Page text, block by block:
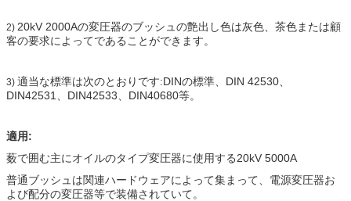
2) 20kV 2000Aの変圧器のブッシュの艶出し色は灰色、茶色または顧
客の要求によってであることができます。
3) 適当な標準は次のとおりです:DINの標準、DIN 42530、
DIN42531、DIN42533、DIN40680等。
適用:
薮で囲む主にオイルのタイプ変圧器に使用する20kV 5000A
普通ブッシュは関連ハードウェアによって集まって、電源変圧器お
よび配分の変圧器等で装備されていて。